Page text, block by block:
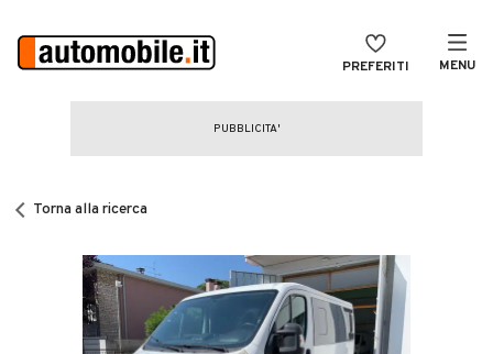
PREFERITI MENU
CERCA
Auto Nuove
Noleggio a lungo termine
Torna alla ricerca